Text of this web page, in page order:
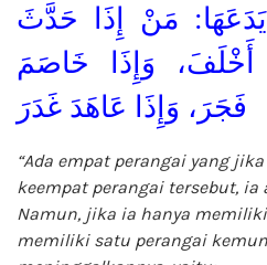
مَنْ إِذَا حَدَّثَ
وَإِذَا خَاصَمَ
فَجَرَ، وَإِذَا عَاهَدَ غَدَرَ
“Ada empat perangai yang
keempat perangai tersebut,
Namun, jika ia hanya
memiliki satu perangai